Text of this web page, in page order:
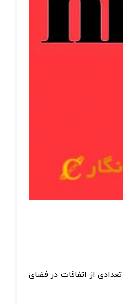
آغاز شده‌اند. پروژه تلفن هوشمند Solana’s web3 و رویداد سالانه NFT.NYC تعدادی از اتفاقات در فضای